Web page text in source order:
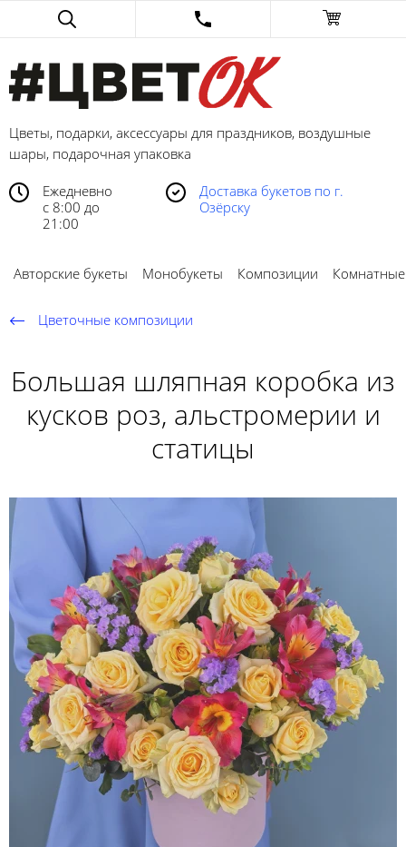
Цветы, подарки, аксессуары для праздников, воздушные
шары, подарочная упаковка
Ежедневно
с 8:00 до
21:00
Доставка букетов по г.
Озёрску
Авторские букеты Монобукеты Композиции
Цветочные композиции
Большая шляпная коробка из
кусков роз, альстромерии и
статицы